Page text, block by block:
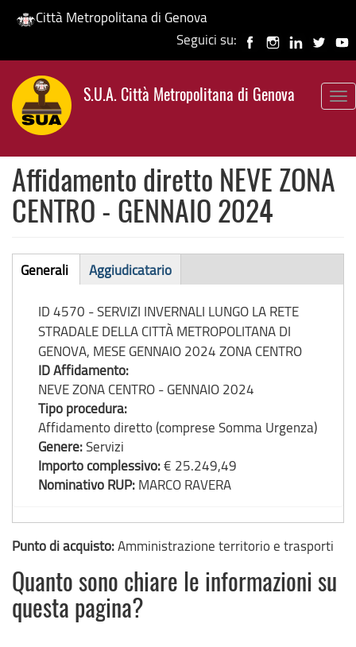
Salta
contenuto
principale
Città Metropolitana di Genova
Seguici su:
S.U.A. Città Metropolitana di Genova
Affidamento diretto NEVE ZONA
CENTRO - GENNAIO 2024
Affidamento
Generali
attiva)
Aggiudicatario
ID 4570 - SERVIZI INVERNALI LUNGO LA RETE
STRADALE DELLA CITTÀ METROPOLITANA DI
GENOVA, MESE GENNAIO 2024 ZONA CENTRO
ID Affidamento:
NEVE ZONA CENTRO - GENNAIO 2024
Tipo procedura:
Affidamento diretto (comprese Somma Urgenza)
Genere:Servizi
Importo complessivo:€ 25.249,49
Nominativo RUP: MARCO RAVERA
Punto di acquisto:Amministrazione territorio e trasporti
Quanto sono chiare le informazioni su
questa pagina?